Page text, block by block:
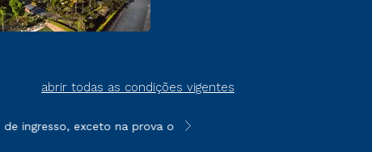
abrir todas as condições vigentes
exceto na prova on-line ou agendada, que ofertam
**Semipresencial é um formato do